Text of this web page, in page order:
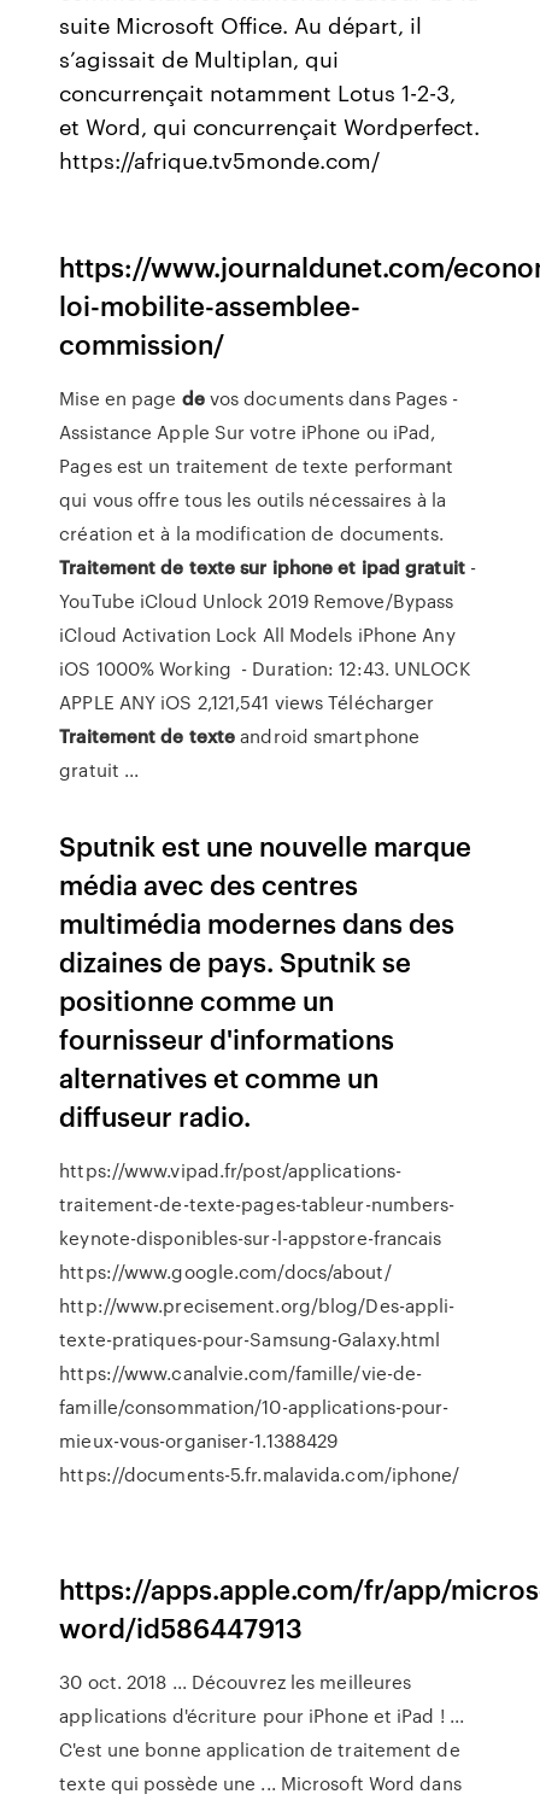
suite Microsoft Office. Au départ, il
s’agissait de Multiplan, qui
concurrençait notamment Lotus 1-2-3,
et Word, qui concurrençait Wordperfect.
https://afrique.tv5monde.com/
https://www.journaldunet.com/
loi-mobilite-assemblee-
commission/
Mise en page devos documents dans Pages -
Assistance Apple Sur votre iPhone ou iPad,
Pages est un traitement de texte performant
qui vous offre tous les outils nécessaires à la
création et à la modification de documents.
Traitement de texte sur iphone et ipad gratuit-
YouTube iCloud Unlock 2019 ️Remove/Bypass
iCloud Activation Lock ️All Models iPhone Any
iOS 1000% Working ️ - Duration: 12:43. UNLOCK
APPLE ANY iOS 2,121,541 views Télécharger
Traitement de texteandroid smartphone
gratuit ...
Sputnik est une nouvelle marque
média avec des centres
multimédia modernes dans des
dizaines de pays. Sputnik se
positionne comme un
fournisseur d'informations
alternatives et comme un
diffuseur radio.
https://www.vipad.fr/post/applications-
traitement-de-texte-pages-tableur-numbers-
keynote-disponibles-sur-l-appstore-francais
https://www.google.com/docs/about/
http://www.precisement.org/blog/Des-appli-
texte-pratiques-pour-Samsung-Galaxy.html
https://www.canalvie.com/famille/vie-de-
famille/consommation/10-applications-pour-
mieux-vous-organiser-1.1388429
https://documents-5.fr.malavida.com/iphone/
https://apps.apple.com/fr/app/
word/id586447913
30 oct. 2018 ... Découvrez les meilleures
applications d'écriture pour iPhone et iPad ! ...
C'est une bonne application de traitement de
texte qui possède une ... Microsoft Word dans